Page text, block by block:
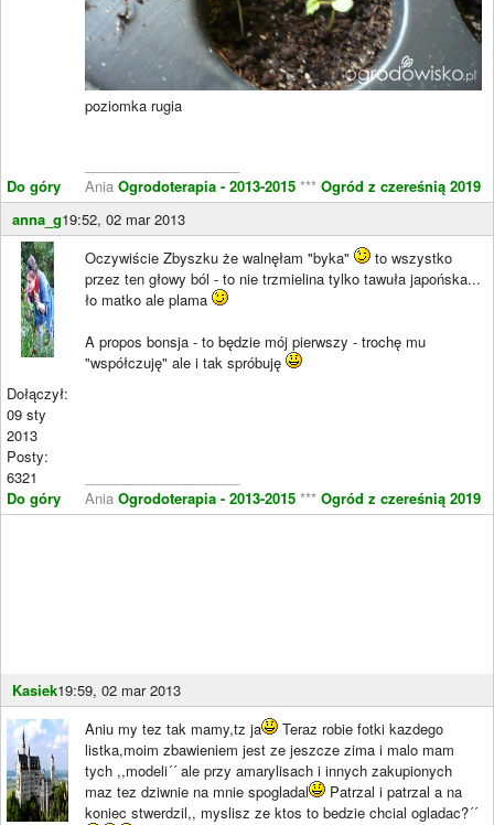
Do góry
poziomka rugia
Ania Ogrodoterapia - 2013-2015 *** Ogród z czereśnią 2019
anna_g19:52, 02 mar 2013
Dołączył:
09 sty
2013
Posty:
6321
Do góry
Oczywiście Zbyszku że walnęłam "byka"
to wszystko
przez ten głowy ból - to nie trzmielina tylko tawuła japońska...
ło matko ale plama
A propos bonsja - to będzie mój pierwszy - trochę mu
"współczuję" ale i tak spróbuję
Ania Ogrodoterapia - 2013-2015 *** Ogród z czereśnią 2019
Kasiek19:59, 02 mar 2013
Aniu my tez tak mamy,tz ja
Teraz robie fotki kazdego
listka,moim zbawieniem jest ze jeszcze zima i malo mam
tych ,,modeli´´ ale przy amarylisach i innych zakupionych
maz tez dziwnie na mnie spogladal
Patrzal i patrzal a na
koniec stwerdzil,, myslisz ze ktos to bedzie chcial ogladac?´´